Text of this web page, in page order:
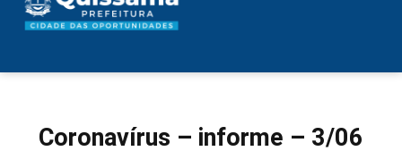
Coronavírus – informe – 3/06